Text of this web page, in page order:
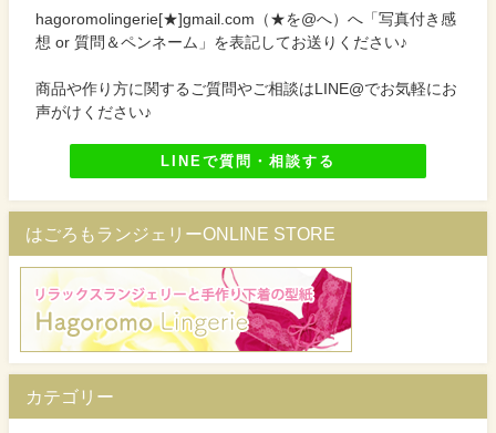
hagoromolingerie[★]gmail.com（★を@へ）へ「写真付き感
想 or 質問＆ペンネーム」を表記してお送りください♪
商品や作り方に関するご質問やご相談はLINE@でお気軽にお
声がけください♪
LINEで質問・相談する
はごろもランジェリーONLINE STORE
カテゴリー